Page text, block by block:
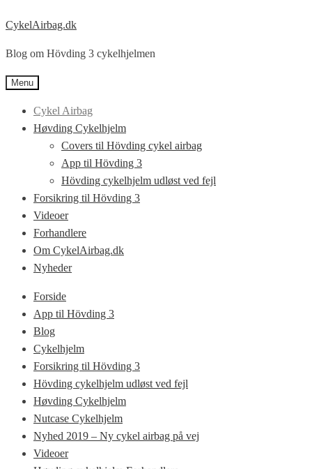
CykelAirbag.dk
Blog om Hövding 3 cykelhjelmen
Menu
Cykel Airbag
Høvding Cykelhjelm
Covers til Hövding cykel airbag
App til Hövding 3
Hövding cykelhjelm udløst ved fejl
Forsikring til Hövding 3
Videoer
Forhandlere
Om CykelAirbag.dk
Nyheder
Forside
App til Hövding 3
Blog
Cykelhjelm
Forsikring til Hövding 3
Hövding cykelhjelm udløst ved fejl
Høvding Cykelhjelm
Nutcase Cykelhjelm
Nyhed 2019 – Ny cykel airbag på vej
Videoer